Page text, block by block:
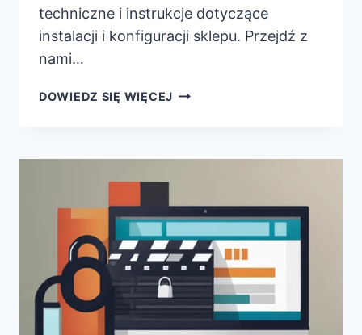
techniczne i instrukcje dotyczące
instalacji i konfiguracji sklepu. Przejdź z
nami…
DOWIEDZ SIĘ WIĘCEJPORADNIK:
CYFROWYMI
NA
WORDPRESS?